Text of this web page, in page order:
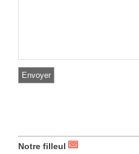
Notre filleul